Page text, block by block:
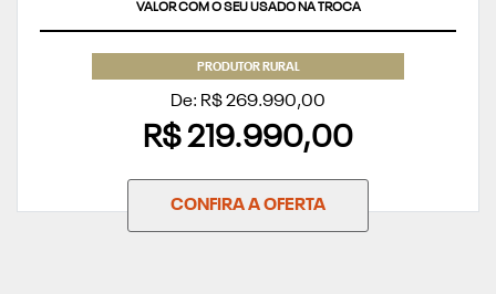
VALOR COM O SEU USADO NA TROCA
PRODUTOR RURAL
De: R$ 269.990,00
R$ 219.990,00
CONFIRA A OFERTA